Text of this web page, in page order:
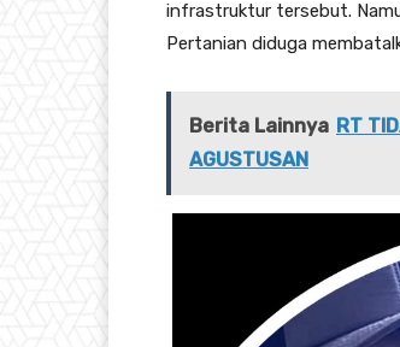
infrastruktur tersebut.
Pertanian diduga
Berita Lainnya RT
AGUSTUSAN